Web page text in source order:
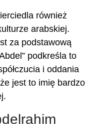
również
arabskiej.
za podstawową
podkreśla to
i oddania
​​jest to imię bardzo